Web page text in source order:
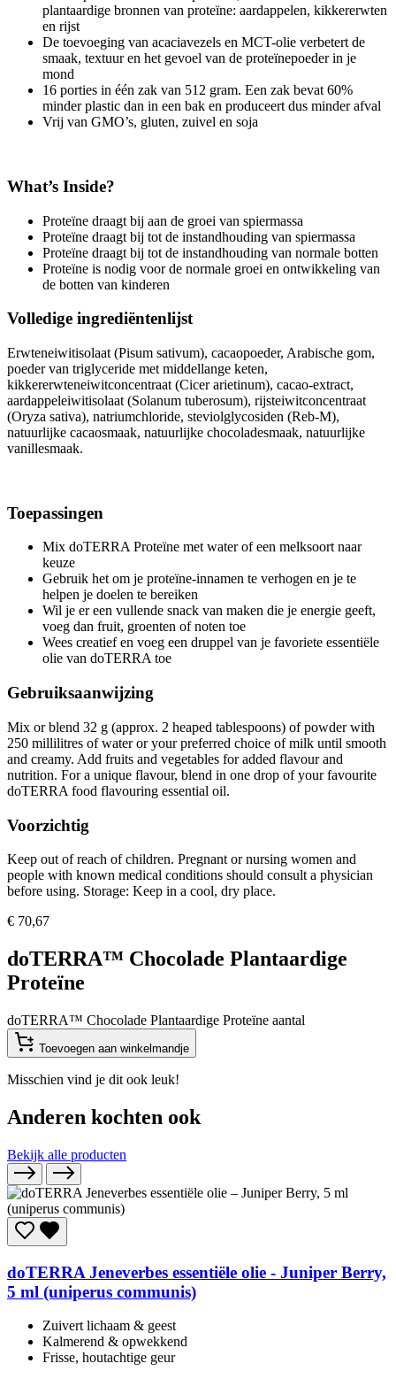
plantaardige bronnen van proteïne: aardappelen, kikkererwten
en rijst
De toevoeging van acaciavezels en MCT-olie verbetert de
smaak, textuur en het gevoel van de proteïnepoeder in je
mond
16 porties in één zak van 512 gram. Een zak bevat 60%
minder plastic dan in een bak en produceert dus minder afval
Vrij van GMO’s, gluten, zuivel en soja
What’s Inside?
Proteïne draagt bij aan de groei van spiermassa
Proteïne draagt bij tot de instandhouding van spiermassa
Proteïne draagt bij tot de instandhouding van normale botten
Proteïne is nodig voor de normale groei en ontwikkeling van
de botten van kinderen
Volledige ingrediëntenlijst
Erwteneiwitisolaat (Pisum sativum), cacaopoeder, Arabische gom,
poeder van triglyceride met middellange keten,
kikkererwteneiwitconcentraat (Cicer arietinum), cacao-extract,
aardappeleiwitisolaat (Solanum tuberosum), rijsteiwitconcentraat
(Oryza sativa), natriumchloride, steviolglycosiden (Reb-M),
natuurlijke cacaosmaak, natuurlijke chocoladesmaak, natuurlijke
vanillesmaak.
Toepassingen
Mix doTERRA Proteïne met water of een melksoort naar
keuze
Gebruik het om je proteïne-innamen te verhogen en je te
helpen je doelen te bereiken
Wil je er een vullende snack van maken die je energie geeft,
voeg dan fruit, groenten of noten toe
Wees creatief en voeg een druppel van je favoriete essentiële
olie van doTERRA toe
Gebruiksaanwijzing
Mix or blend 32 g (approx. 2 heaped tablespoons) of powder with
250 millilitres of water or your preferred choice of milk until smooth
and creamy. Add fruits and vegetables for added flavour and
nutrition. For a unique flavour, blend in one drop of your favourite
doTERRA food flavouring essential oil.
Voorzichtig
Keep out of reach of children. Pregnant or nursing women and
people with known medical conditions should consult a physician
before using. Storage: Keep in a cool, dry place.
€ 70,67
doTERRA™ Chocolade Plantaardige
Proteïne
doTERRA™ Chocolade Plantaardige Proteïne aantal
Toevoegen aan winkelmandje
Misschien vind je dit ook leuk!
Anderen kochten ook
Bekijk alle producten
doTERRA Jeneverbes essentiële olie - Juniper Berry,
5 ml (uniperus communis)
Zuivert lichaam & geest​
Kalmerend & opwekkend​
Frisse, houtachtige geur​